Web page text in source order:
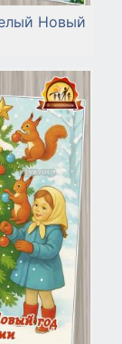
Новый